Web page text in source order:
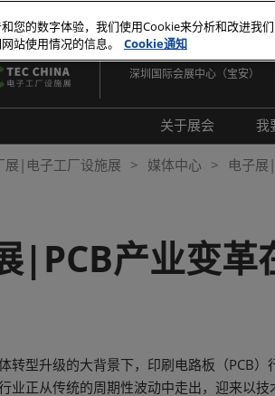
2026年10月27-29日
深圳国际会展中心（宝安）
关于展会
展会介绍
我
展|电子工厂设施展 媒体中心 电子展
|PCB产业变
转型升级的大背景下，印刷电路板（PCB
业正从传统的周期性波动中走出，迎来以
您的数字体验，我们使用Cookie来分析和改进我
站使用情况的信息。
Cookie通知